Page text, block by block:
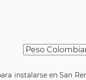
instalarse en San